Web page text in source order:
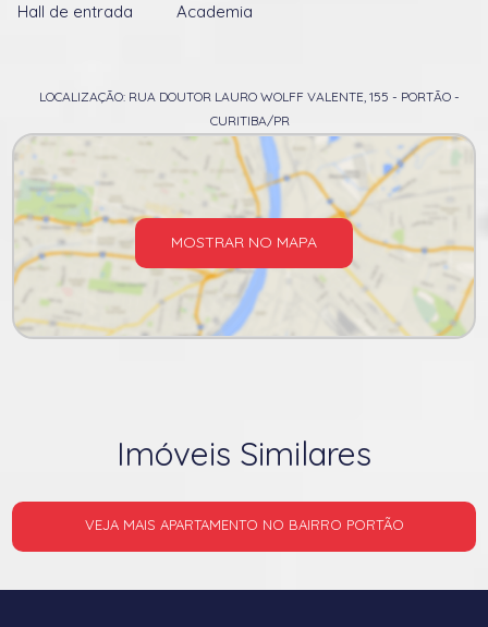
Hall de entrada
Academia
LOCALIZAÇÃO: RUA DOUTOR LAURO WOLFF VALENTE, 155 - PORTÃO -
CURITIBA/PR
MOSTRAR NO MAPA
Imóveis Similares
VEJA MAIS APARTAMENTO NO BAIRRO PORTÃO